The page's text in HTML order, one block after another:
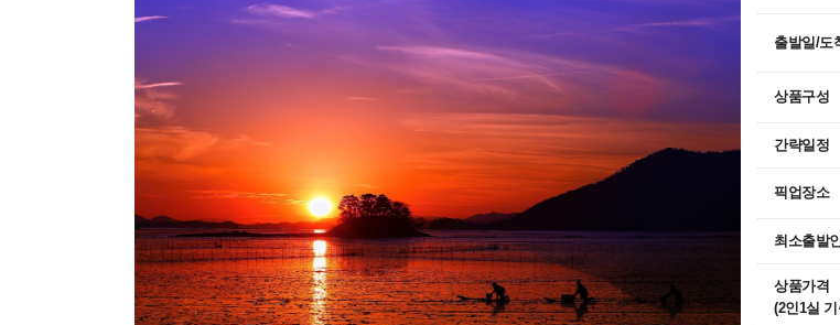
출발일/도
상품구성
간략일정
픽업장소
최소출발
상품가격
(2인1실 기